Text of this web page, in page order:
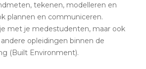
tekenen, modelleren en
plannen en communiceren.
met je medestudenten, maar ook
opleidingen binnen de
(Built Environment).